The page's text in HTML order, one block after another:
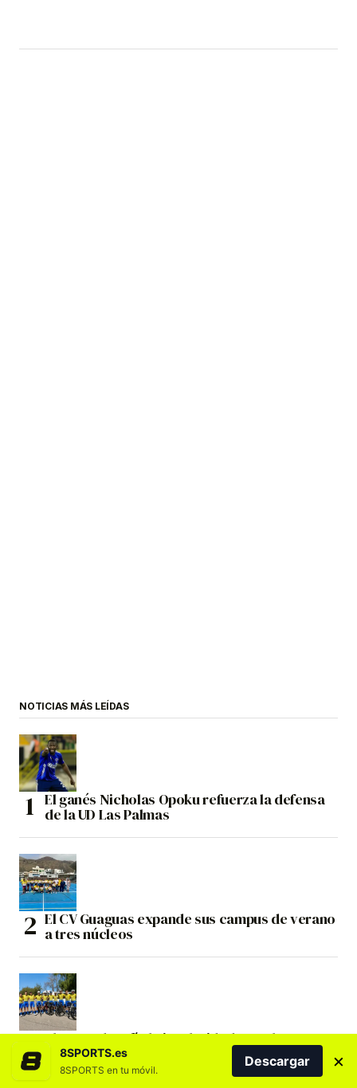
NOTICIAS MÁS LEÍDAS
El ganés Nicholas Opoku refuerza la defensa
de la UD Las Palmas
El CV Guaguas expande sus campus de verano
a tres núcleos
El GCBT desafía la insularidad con el mayor
reto operativo jamás realizado por un club
ciclista canario
8SPORTS.es
8SPORTS en tu móvil.
Descargar ×